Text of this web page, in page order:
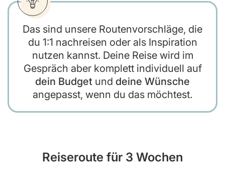
Das sind unsere Routenvorschläge, die
du 1:1 nachreisen oder als Inspiration
nutzen kannst. Deine Reise wird im
Gespräch aber komplett individuell auf
dein Budget und deine Wünsche
angepasst, wenn du das möchtest.
Reiseroute für 3 Wochen